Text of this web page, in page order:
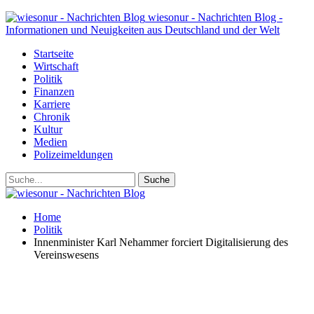
wiesonur - Nachrichten Blog -
Informationen und Neuigkeiten aus Deutschland und der Welt
Startseite
Wirtschaft
Politik
Finanzen
Karriere
Chronik
Kultur
Medien
Polizeimeldungen
Home
Politik
Innenminister Karl Nehammer forciert Digitalisierung des
Vereinswesens